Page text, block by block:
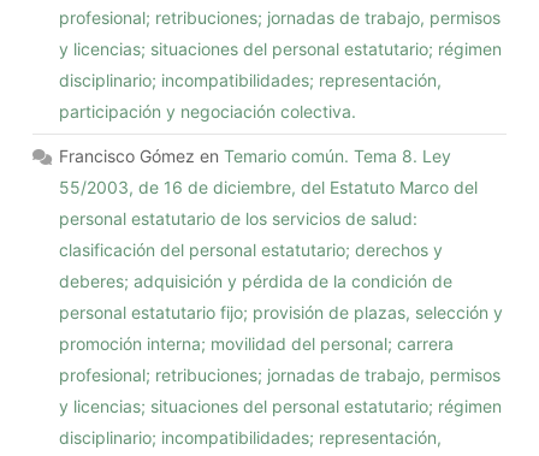
profesional; retribuciones; jornadas de trabajo, permisos
y licencias; situaciones del personal estatutario; régimen
disciplinario; incompatibilidades; representación,
participación y negociación colectiva.
Francisco Gómez enTemario común. Tema 8. Ley
55/2003, de 16 de diciembre, del Estatuto Marco del
personal estatutario de los servicios de salud:
clasificación del personal estatutario; derechos y
deberes; adquisición y pérdida de la condición de
personal estatutario fijo; provisión de plazas, selección y
promoción interna; movilidad del personal; carrera
profesional; retribuciones; jornadas de trabajo, permisos
y licencias; situaciones del personal estatutario; régimen
disciplinario; incompatibilidades; representación,